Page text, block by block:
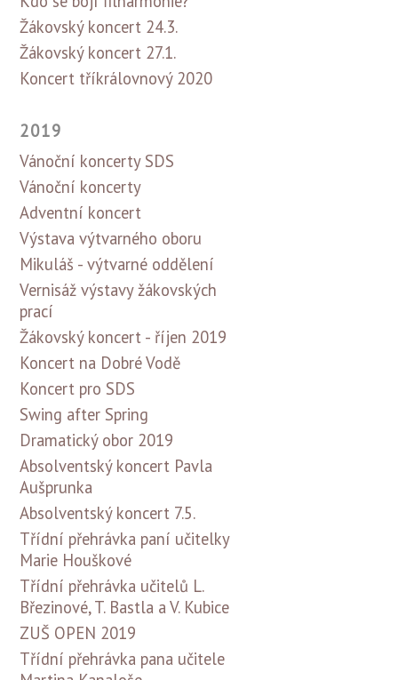
Žákovský koncert 24.3.
Žákovský koncert 27.1.
Koncert tříkrálovnový 2020
2019
Vánoční koncerty SDS
Vánoční koncerty
Adventní koncert
Výstava výtvarného oboru
Mikuláš - výtvarné oddělení
Vernisáž výstavy žákovských
prací
Žákovský koncert - říjen 2019
Koncert na Dobré Vodě
Koncert pro SDS
Swing after Spring
Dramatický obor 2019
Absolventský koncert Pavla
Aušprunka
Absolventský koncert 7.5.
Třídní přehrávka paní učitelky
Marie Houškové
Třídní přehrávka učitelů L.
Březinové, T. Bastla a V. Kubice
ZUŠ OPEN 2019
Třídní přehrávka pana učitele